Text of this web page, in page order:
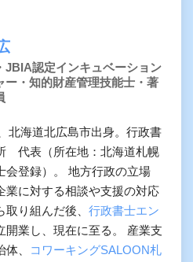
JBIA認定インキュベーション
ー・知的財産管理技能士・著
北海道北広島市出身。行政書
代表（所在地：北海道札幌
会登録）。 地方行政の立場
業に対する相談や支援の対応
り組んだ後、 行政書士エン
開業し、現在に至る。 産業支
、
コワーキングSALOON札